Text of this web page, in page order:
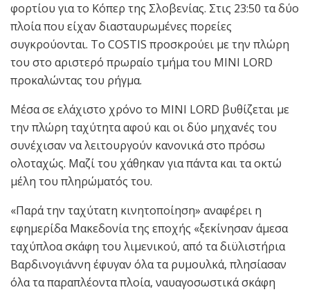
φορτίου για το Κόπερ της Σλοβενίας. Στις 23:50 τα δύο
πλοία που είχαν διασταυρωμένες πορείες
συγκρούονται. Το COSTIS προσκρούει με την πλώρη
του στο αριστερό πρωραίο τμήμα του MINI LORD
προκαλώντας του ρήγμα.
Μέσα σε ελάχιστο χρόνο το MINI LORD βυθίζεται με
την πλώρη ταχύτητα αφού και οι δύο μηχανές του
συνέχισαν να λειτουργούν κανονικά στο πρόσω
ολοταχώς. Mαζί του χάθηκαν για πάντα και τα οκτώ
μέλη του πληρώματός του.
«Παρά την ταχύτατη κινητοποίηση» αναφέρει η
εφημερίδα Μακεδονία της εποχής «ξεκίνησαν άμεσα
ταχύπλοα σκάφη του λιμενικού, από τα διϋλιστήρια
Βαρδινογιάννη έφυγαν όλα τα ρυμουλκά, πλησίασαν
όλα τα παραπλέοντα πλοία, ναυαγοσωστικά σκάφη